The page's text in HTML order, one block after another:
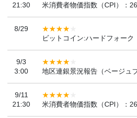
21:30
米消費者物価指数（CPI）：
8/29
ビットコイン:ハードフォーク
9/3
3:00
地区連銀景況報告（ベージュ
9/11
21:30
米消費者物価指数（CPI）：